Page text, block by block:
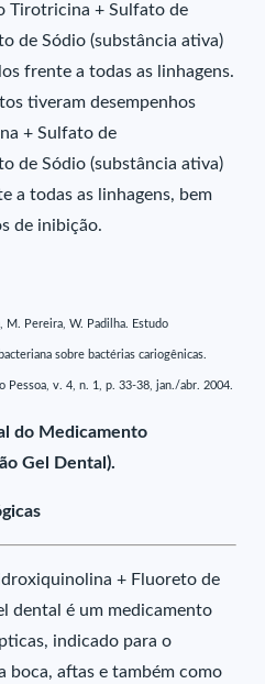
Tirotricina + Sulfato de
de Sódio (substância ativa)
frente a todas as linhagens.
tiveram desempenhos
+ Sulfato de
de Sódio (substância ativa)
a todas as linhagens, bem
de inibição.
M. Pereira, W. Padilha. Estudo
sobre bactérias cariogênicas.
Pessoa, v. 4, n. 1, p. 33-38, jan./abr. 2004.
do Medicamento
Gel Dental).
+ Fluoreto de
dental é um medicamento
indicado para o
boca, aftas e também como